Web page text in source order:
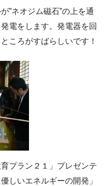
”ネオジム磁石”の上を通
電をします。発電器を回
ころがすばらしいです！
プラン２１」プレゼンテ
しいエネルギーの開発」